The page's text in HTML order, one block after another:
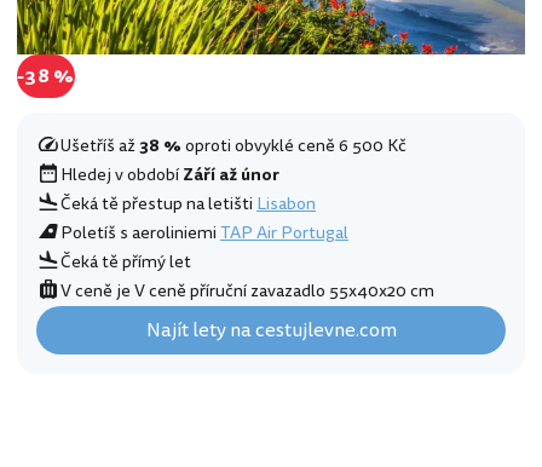
-38 %
Ušetříš až38 %oproti obvyklé ceně 6 500 Kč
Hledej v obdobíZáří až únor
Čeká tě přestup na letišti Lisabon
Poletíš s aeroliniemiTAP Air Portugal
Čeká tě přímý let
V ceně je V ceně příruční zavazadlo 55x40x20 cm
Najít lety na cestujlevne.com